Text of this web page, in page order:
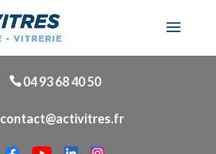
04 93 68 40 50
contact@activitres.fr